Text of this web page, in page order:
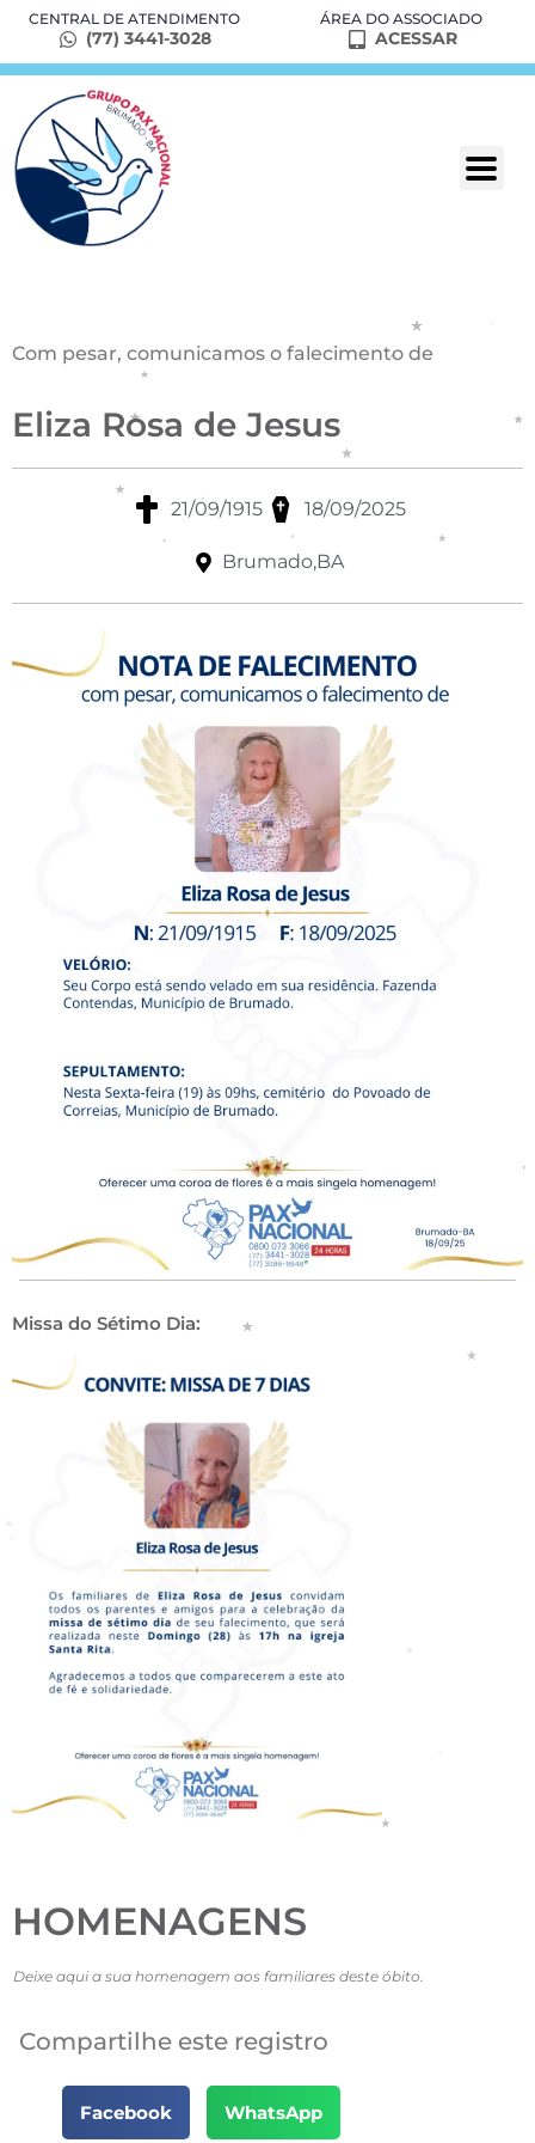
CENTRAL DE ATENDIMENTO
(77) 3441-3028
ÁREA DO ASSOCIADO
ACESSAR
Com pesar, comunicamos o falecimento de
Eliza Rosa de Jesus
21/09/1915 18/09/2025
Brumado,BA
Missa do Sétimo Dia:
HOMENAGENS
Deixe aqui a sua homenagem aos familiares deste óbito.
Compartilhe este registro
Facebook WhatsApp